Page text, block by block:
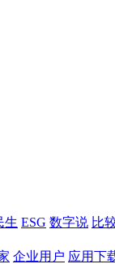
生 ESG 数字说 比
企业用户 应用下